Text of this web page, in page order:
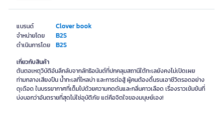
แบรนด์ Clover book
จำหน่ายโดย B2S
ดำเนินการโดย B2S
เกี่ยวกับสินค้า
ต้นตอเหตุวิบัติอันลึกลับจากลัทธิอนันต์ที่ปกคลุมสถานีใต้ทะเลยังคงไม่เปิดเผย
ท่ามกลางเสียงปืน น้ำทะเลที่ไหลบ่า และการต่อสู้ ผู้คนต้องดิ้นรนเอาชีวิตรอดอย่าง
ดุเดือด ในบรรยากาศที่เต็มไปด้วยความกดดันและกลิ่นคาวเลือด เรื่องราวเข้มข้นที่
บ่งบอกว่าอันตรายที่สุดไม่ใช่อุบัติภัย แต่คือจิตใจของมนุษย์เอง!